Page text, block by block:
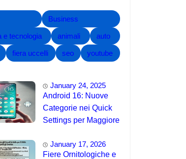
Business
e tecnologia animali auto
fiera uccelli seo youtube
January 24, 2025
Android 16: Nuove
Categorie nei Quick
Settings per Maggiore
January 17, 2026
Fiere Ornitologiche e